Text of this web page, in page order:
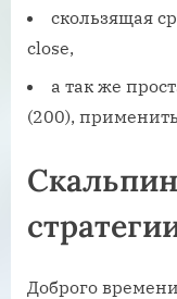
скользящая
close,
а так же
(200),
Доброго